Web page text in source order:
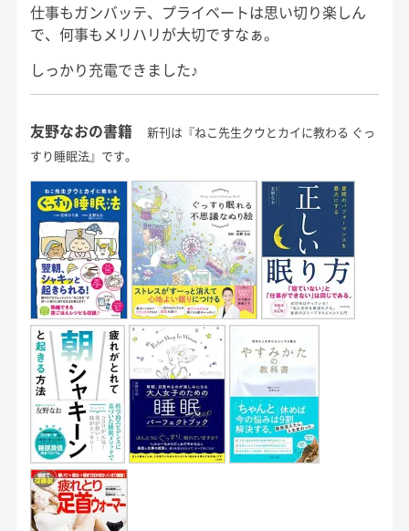
仕事もガンバッテ、プライベートは思い切り楽しん
で、何事もメリハリが大切ですなぁ。
しっかり充電できました♪
友野なおの書籍
新刊は『ねこ先生クウとカイに教わる ぐっ
すり睡眠法』です。